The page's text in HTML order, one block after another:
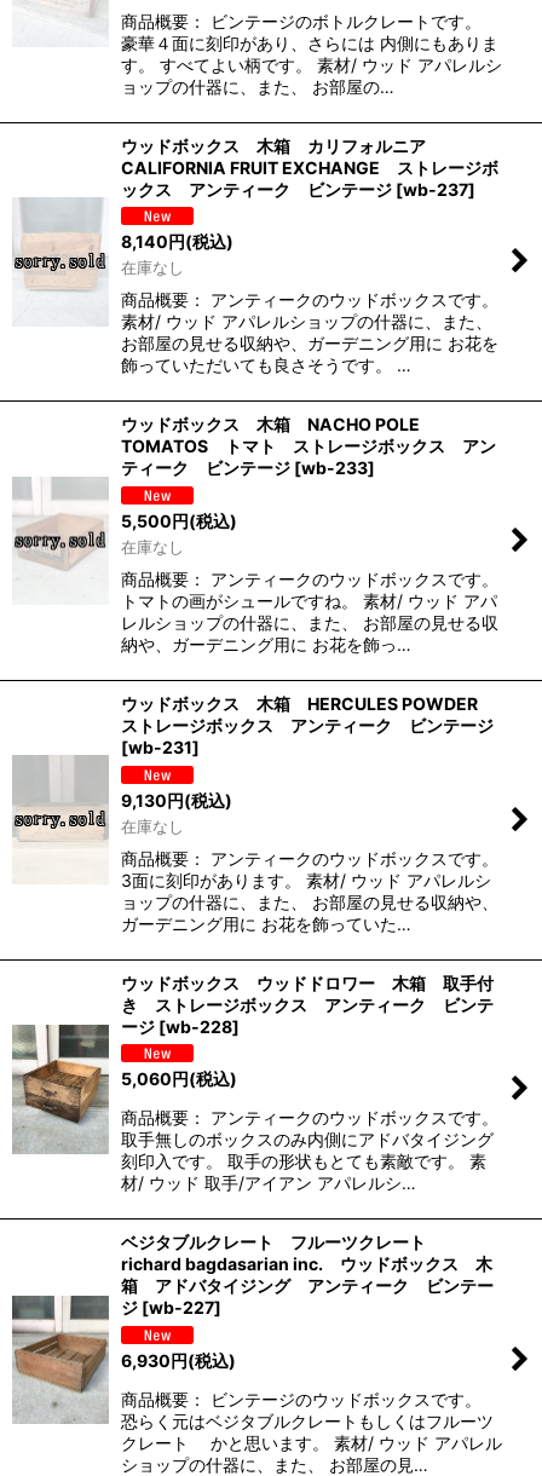
商品概要： ビンテージのボトルクレートです。
豪華４面に刻印があり、さらには 内側にもありま
す。 すべてよい柄です。 素材/ ウッド アパレルシ
ョップの什器に、また、 お部屋の…
ウッドボックス 木箱 カリフォルニア
CALIFORNIA FRUIT EXCHANGE ストレージボ
ックス アンティーク ビンテージ [wb-237]
8,140円(税込)
在庫なし
商品概要： アンティークのウッドボックスです。
素材/ ウッド アパレルショップの什器に、また、
お部屋の見せる収納や、ガーデニング用に お花を
飾っていただいても良さそうです。 …
ウッドボックス 木箱 NACHO POLE
TOMATOS トマト ストレージボックス アン
ティーク ビンテージ [wb-233]
5,500円(税込)
在庫なし
商品概要： アンティークのウッドボックスです。
トマトの画がシュールですね。 素材/ ウッド アパ
レルショップの什器に、また、 お部屋の見せる収
納や、ガーデニング用に お花を飾っ…
ウッドボックス 木箱 HERCULES POWDER
ストレージボックス アンティーク ビンテージ
[wb-231]
9,130円(税込)
在庫なし
商品概要： アンティークのウッドボックスです。
3面に刻印があります。 素材/ ウッド アパレルシ
ョップの什器に、また、 お部屋の見せる収納や、
ガーデニング用に お花を飾っていた…
ウッドボックス ウッドドロワー 木箱 取手付
き ストレージボックス アンティーク ビンテ
ージ [wb-228]
5,060円(税込)
商品概要： アンティークのウッドボックスです。
取手無しのボックスのみ内側にアドバタイジング
刻印入です。 取手の形状もとても素敵です。 素
材/ ウッド 取手/アイアン アパレルシ…
ベジタブルクレート フルーツクレート
richard bagdasarian inc. ウッドボックス 木
箱 アドバタイジング アンティーク ビンテー
ジ [wb-227]
6,930円(税込)
商品概要： ビンテージのウッドボックスです。
恐らく元はベジタブルクレートもしくはフルーツ
クレート かと思います。 素材/ ウッド アパレル
ショップの什器に、また、 お部屋の見…